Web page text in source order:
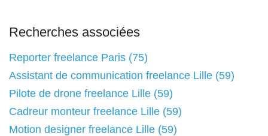
Recherches associées
Reporter freelance Paris (75)
Assistant de communication freelance Lille (59)
Pilote de drone freelance Lille (59)
Cadreur monteur freelance Lille (59)
Motion designer freelance Lille (59)